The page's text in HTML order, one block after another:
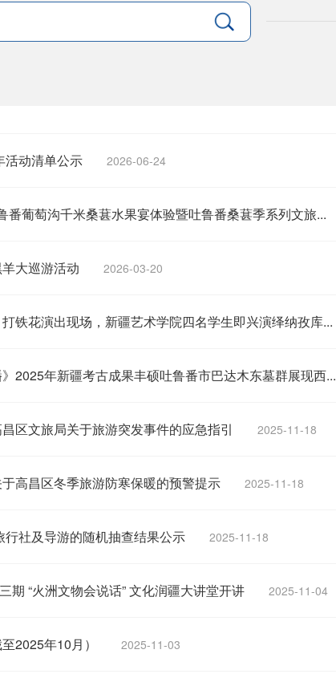
活动清单公示 2026-06-24
葡萄沟千米桑葚水果宴体验暨吐鲁番桑葚季系列文旅...
大巡游活动 2026-03-20
铁花演出现场，新疆艺术学院四名学生即兴演绎纳孜库...
2025年新疆考古成果丰硕吐鲁番市巴达木东墓群展现西...
昌区文旅局关于旅游突发事件的应急指引 2025-11-18
于高昌区冬季旅游防寒保暖的预警提示 2025-11-18
社及导游的随机抽查结果公示 2025-11-18
期 “火洲文物会说话” 文化润疆大讲堂开讲 2025-11-04
2025年10月） 2025-11-03